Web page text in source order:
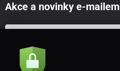
Akce a novinky e-mailem
Souhlasím se